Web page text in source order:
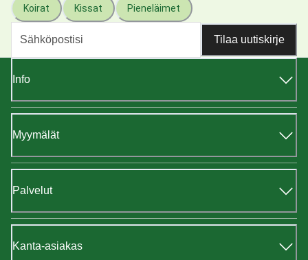
Koirat Kissat Pieneläimet
Tilaa uutiskirje
Info
Myymälät
Palvelut
Kanta-asiakas